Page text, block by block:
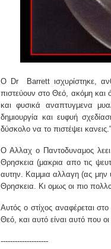
Ο Dr Barrett ισχυρίστηκε,
πιστεύουν στο Θεό, ακόμη και
και φυσικά αναπτυγμενα
δημιουργία και ευφυή
δύσκολο να το πιστέψει κανεις."
Ο Αλλαχ ο Παντοδυναμος
Θρησκεια (μακρια απο τις
αυτην. Καμμια αλλαγη (ας μην
Θρησκεια. Κι ομως οι πιο
Αυτός ο στίχος αναφέρεται
Θεό, και αυτό είναι αυτό που
--------------------